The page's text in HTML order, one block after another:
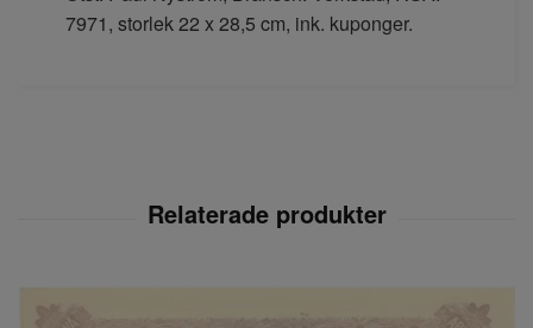
7971, storlek 22 x 28,5 cm, ink. kuponger.